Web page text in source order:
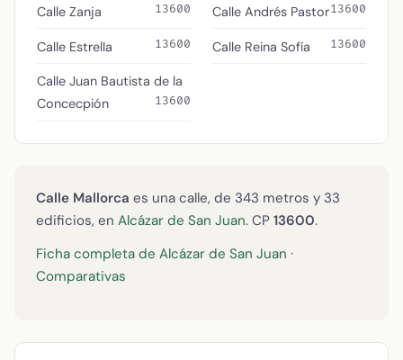
Calle Zanja 13600
Calle Estrella 13600
Calle Juan Bautista de la
Concecpión
13600
Calle Andrés Pastor13600
Calle Reina Sofía 13600
Calle Mallorca es una calle, de 343 metros y 33
edificios, en Alcázar de San Juan. CP 13600.
Ficha completa de Alcázar de San Juan ·
Comparativas